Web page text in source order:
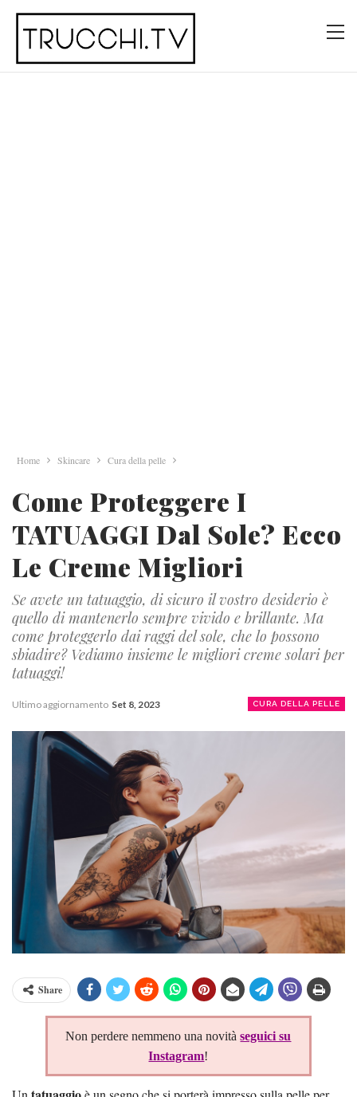
Home Skincare Cura della pelle
Come Proteggere I
TATUAGGI Dal Sole? Ecco
Le Creme Migliori
Se avete un tatuaggio, di sicuro il vostro desiderio è
quello di mantenerlo sempre vivido e brillante. Ma
come proteggerlo dai raggi del sole, che lo possono
sbiadire? Vediamo insieme le migliori creme solari per
tatuaggi!
CURA DELLA PELLE
Ultimo aggiornamento Set 8, 2023
Share
Non perdere nemmeno una novitàseguici su
Instagram!